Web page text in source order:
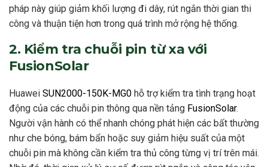
pháp này giúp giảm khối lượng đi dây, rút ngắn thời gian thi
công và thuận tiện hơn trong quá trình mở rộng hệ thống.
2. Kiểm tra chuỗi pin từ xa với
FusionSolar
Huawei SUN2000-150K-MG0 hỗ trợ kiểm tra tình trạng hoạt
động của các chuỗi pin thông qua nền tảng FusionSolar.
Người vận hành có thể nhanh chóng phát hiện các bất thường
như che bóng, bám bẩn hoặc suy giảm hiệu suất của một
chuỗi pin mà không cần kiểm tra thủ công từng vị trí trên mái.